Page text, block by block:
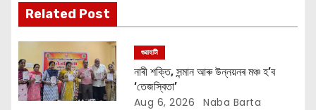
g
a
t
Related Post
গুৱাহাটী
নাৰী শক্তি, সন্মান আৰু উন্নয়নৰ মঞ্চ হ’ব
‘তেজস্বিতা’
Aug 6, 2026 Naba Barta